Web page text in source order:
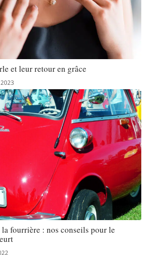
et leur retour en grâce
fourrière : nos conseils pour le